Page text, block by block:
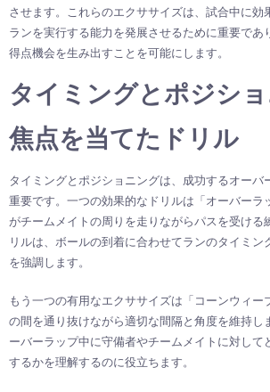
させます。これらのエクササイズは、試合中に効
ランを実行する能力を発展させるために重要であ
得点機会を生み出すことを可能にします。
タイミングとポジシ
焦点を当てたドリル
タイミングとポジショニングは、成功するオーバ
重要です。一つの効果的なドリルは「オーバーラ
がチームメイトの周りを走りながらパスを受ける
リルは、ボールの到着に合わせてランのタイミン
を強調します。
もう一つの有用なエクササイズは「コーンウィー
の間を通り抜けながら適切な間隔と角度を維持し
ーバーラップ中に守備者やチームメイトに対して
するかを理解するのに役立ちます。